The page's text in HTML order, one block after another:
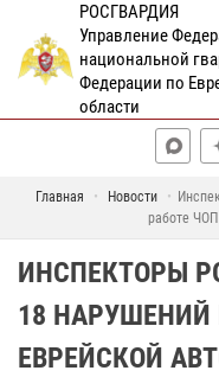
РОСГВАРДИЯ
Управление
национальной
Федерации по
области
Главная Новости
работе
ИНСПЕКТОРЫ
18 НАРУШЕНИЙ
ЕВРЕЙСКОЙ